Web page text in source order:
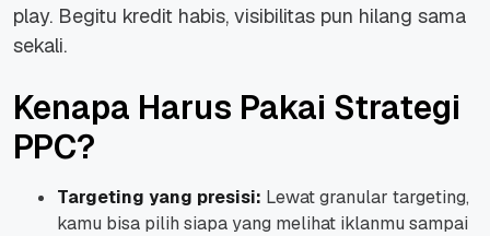
play. Begitu kredit habis, visibilitas pun hilang sama
sekali.
Kenapa Harus Pakai Strategi
PPC?
Targeting yang presisi: Lewat granular targeting,
kamu bisa pilih siapa yang melihat iklanmu sampai